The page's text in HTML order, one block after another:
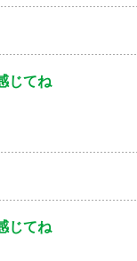
じてね
じてね